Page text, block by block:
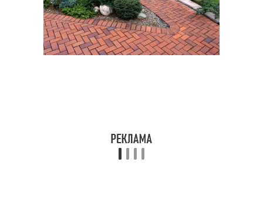
Дорожки из пластика Дорожка из дерева